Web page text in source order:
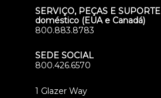
SERVIÇO, PEÇAS E SUPORTE
doméstico (EUA e Canadá)
800.883.8783
SEDE SOCIAL
800.426.6570
1 Glazer Way